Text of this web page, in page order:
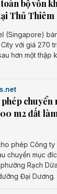
bộ vốn
Thủ Thiêm
(Singapore)
với giá 270
hơn một thập
chuyển
m2 đất
phép Công
chuyển mục
Rạch
Đại Dương.